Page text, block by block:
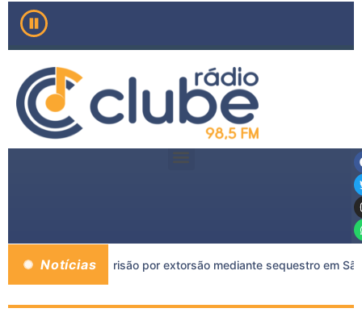
Notícias
de 11 anos de prisão por extorsão mediante sequestro em São